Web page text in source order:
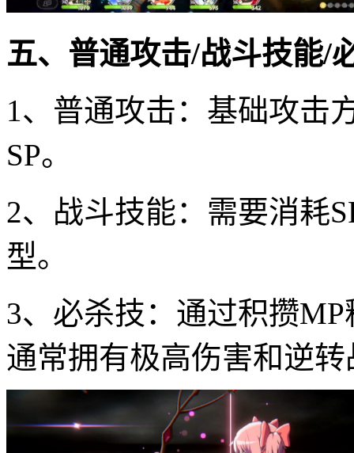
五、普通攻击/战斗技能/
1、普通攻击：基础攻击
SP。
2、战斗技能：需要消耗
型。
3、必杀技：通过积攒
通常拥有极高伤害和逆